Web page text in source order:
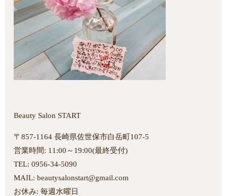
Beauty Salon START
〒857-1164 長崎県佐世保市白岳町107-5
営業時間: 11:00～19:00(最終受付)
TEL: 0956-34-5090
MAIL: beautysalonstart@gmail.com
お休み: 毎週水曜日